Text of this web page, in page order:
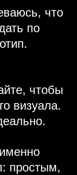
что
по
чтобы
визуала.
простым,